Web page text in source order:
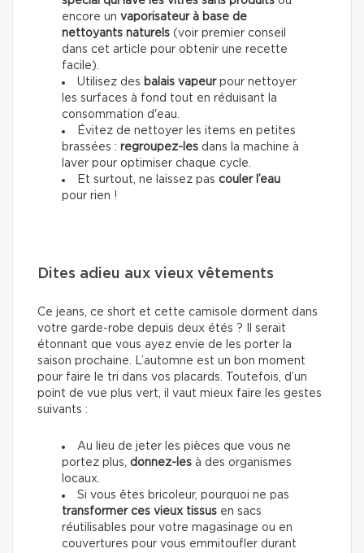
encore un vaporisateur à base de
nettoyants naturels (voir premier conseil
dans cet article pour obtenir une recette
facile).
Utilisez des balais vapeurpour nettoyer
les surfaces à fond tout en réduisant la
consommation d'eau.
Évitez de nettoyer les items en petites
brassées : regroupez-les dans la machine à
laver pour optimiser chaque cycle.
Et surtout, ne laissez pas couler l’eau
pour rien !
Dites adieu aux vieux vêtements
Ce jeans, ce short et cette camisole dorment dans
votre garde-robe depuis deux étés ? Il serait
étonnant que vous ayez envie de les porter la
saison prochaine. L’automne est un bon moment
pour faire le tri dans vos placards. Toutefois, d’un
point de vue plus vert, il vaut mieux faire les gestes
suivants :
Au lieu de jeter les pièces que vous ne
portez plus, donnez-les à des organismes
locaux.
Si vous êtes bricoleur, pourquoi ne pas
transformer ces vieux tissus en sacs
réutilisables pour votre magasinage ou en
couvertures pour vous emmitoufler durant